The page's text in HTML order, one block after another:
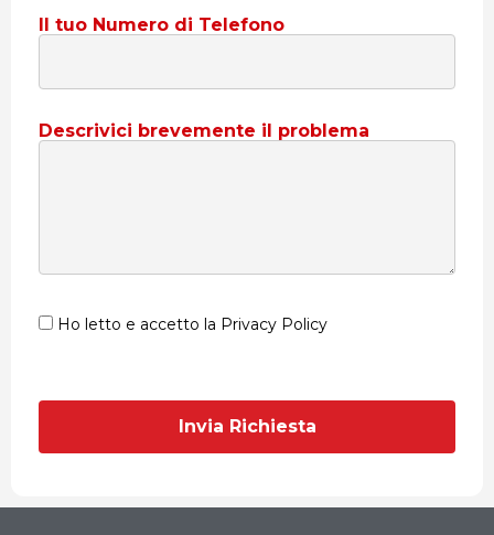
Il tuo Numero di Telefono
Descrivici brevemente il problema
Ho letto e accetto la Privacy Policy